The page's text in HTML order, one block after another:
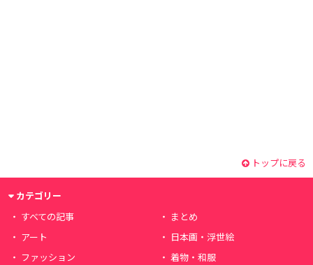
トップに戻る
カテゴリー
すべての記事
まとめ
アート
日本画・浮世絵
ファッション
着物・和服